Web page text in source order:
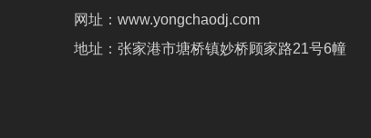
网址：www.yongchaodj.com
地址：张家港市塘桥镇妙桥顾家路21号6幢